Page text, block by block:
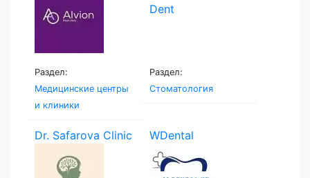
Раздел:
Медицинские центры
и клиники
Раздел:
Стоматология
Dr. Safarova Clinic WDental